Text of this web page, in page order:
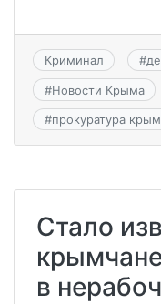
Криминал #
#Новости Крыма
#прокуратура
Стало
в